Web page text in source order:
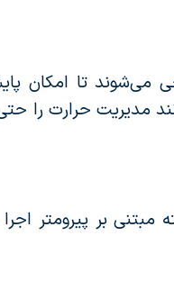
تا امکان
مدیریت حرارت را
بر پیرومتر